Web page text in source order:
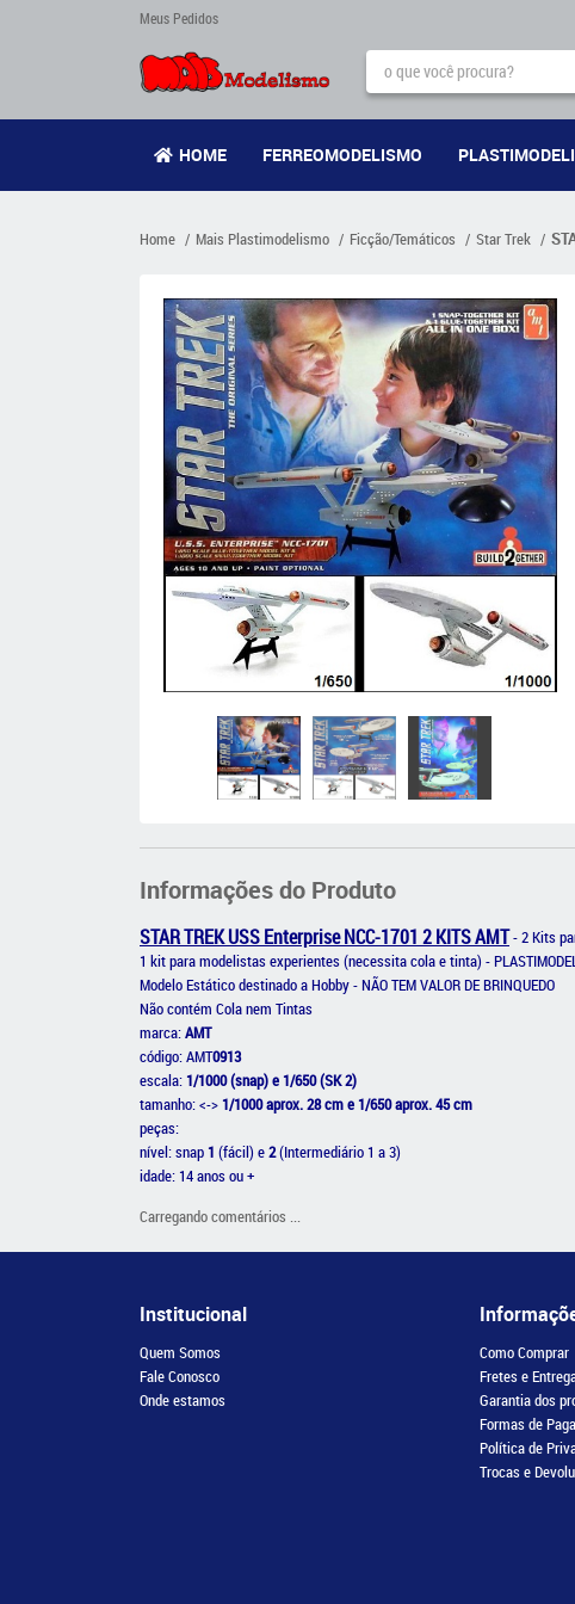
Meus Pedidos
HOME FERREOMODELISMO
Home Mais Plastimodelismo Ficção/Temáticos Star Trek
Informações do Produto
STAR TREK USS Enterprise NCC-1701 2 KITS AMT- 2 Kits
1 kit para modelistas experientes (necessita cola e tinta) -
Modelo Estático destinado a Hobby - NÃO TEM VALOR DE BRINQUEDO
Não contém Cola nem Tintas
marca:AMT
código: AMT0913
escala: 1/1000 (snap) e 1/650 (SK 2)
tamanho: <-> 1/1000 aprox. 28 cm e 1/650 aprox. 45 cm
peças:
nível: snap 1 (fácil) e2(Intermediário 1 a 3)
idade: 14 anos ou +
Carregando comentários ...
Institucional
Quem Somos
Fale Conosco
Onde estamos
Como Comprar
Fretes e
Garantia dos
Formas de
Política de
Trocas e